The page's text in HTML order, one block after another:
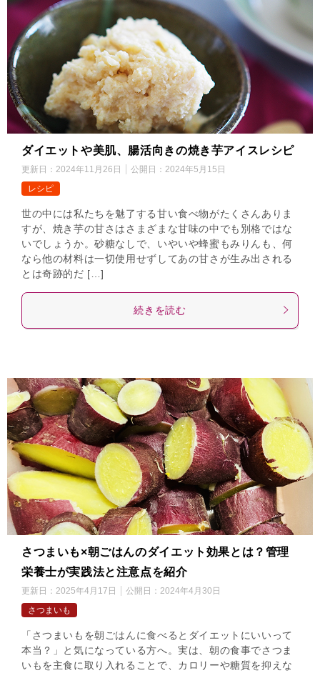
ダイエットや美肌、腸活向きの焼き芋アイスレシピ
更新日： 2024年11月26日 公開日： 2024年5月15日
レシピ
世の中には私たちを魅了する甘い食べ物がたくさんありま
すが、焼き芋の甘さはさまざまな甘味の中でも別格ではな
いでしょうか。砂糖なしで、いやいや蜂蜜もみりんも、何
なら他の材料は一切使用せずしてあの甘さが生み出される
とは奇跡的だ […]
続きを読む
さつまいも×朝ごはんのダイエット効果とは？管理
栄養士が実践法と注意点を紹介
更新日： 2025年4月17日 公開日： 2024年4月30日
さつまいも
「さつまいもを朝ごはんに食べるとダイエットにいいって
本当？」と気になっている方へ。実は、朝の食事でさつま
いもを主食に取り入れることで、カロリーや糖質を抑えな